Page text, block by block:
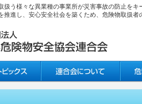
扱う様々な異業種の事業所が災害事故の防止を
推進し、安心安全社会を築くため、危険物取扱